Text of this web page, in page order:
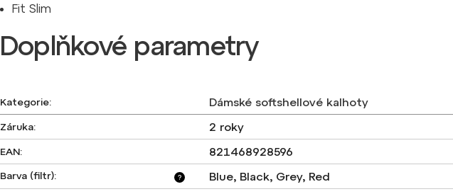
Fit Slim
Doplňkové parametry
Kategorie: Dámské softshellové kalhoty
Záruka: 2 roky
EAN: 821468928596
?
Barva (filtr): Blue, Black, Grey, Red